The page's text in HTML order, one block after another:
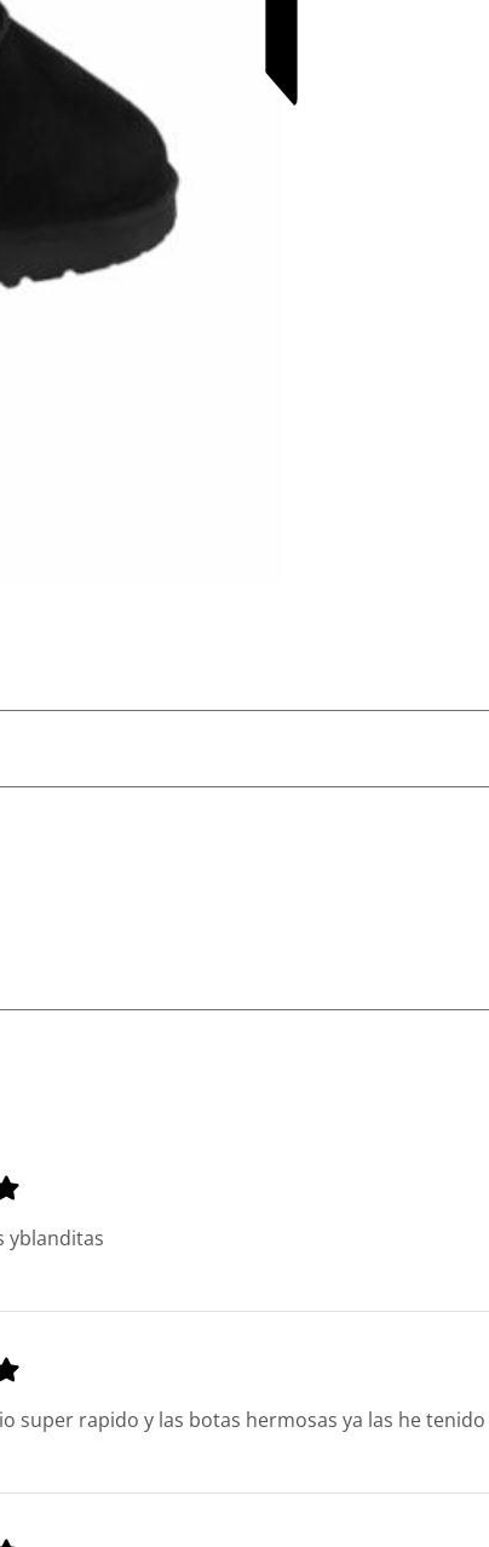
yblanditas
super rapido y las botas hermosas ya las he tenido